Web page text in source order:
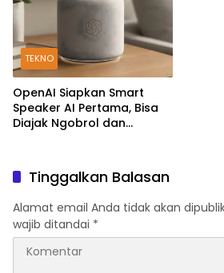
TEKNO
OpenAI Siapkan Smart
Speaker AI Pertama, Bisa
Diajak Ngobrol dan
Tinggalkan Balasan
Alamat email Anda tidak akan
wajib ditandai *